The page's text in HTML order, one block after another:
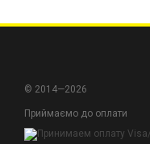
© 2014—2026
Приймаємо до оплати